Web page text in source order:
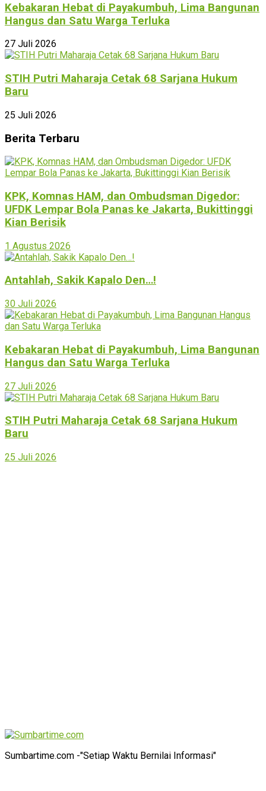
Kebakaran Hebat di Payakumbuh, Lima Bangunan
Hangus dan Satu Warga Terluka
27 Juli 2026
STIH Putri Maharaja Cetak 68 Sarjana Hukum
Baru
25 Juli 2026
Berita Terbaru
KPK, Komnas HAM, dan Ombudsman Digedor:
UFDK Lempar Bola Panas ke Jakarta, Bukittinggi
Kian Berisik
1 Agustus 2026
Antahlah, Sakik Kapalo Den…!
30 Juli 2026
Kebakaran Hebat di Payakumbuh, Lima Bangunan
Hangus dan Satu Warga Terluka
27 Juli 2026
STIH Putri Maharaja Cetak 68 Sarjana Hukum
Baru
25 Juli 2026
Sumbartime.com -"Setiap Waktu Bernilai Informasi"